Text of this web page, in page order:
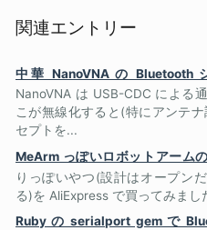
関連エントリー
中華 NanoVNA の Bluetooth
NanoVNA は USB-CDC による
こが無線化すると(特にアンテ
セプトを...
MeArm っぽいロボットアーム
りっぽいやつ(設計はオープン
る)を AliExpress で買ってみま
Ruby の serialport gem で